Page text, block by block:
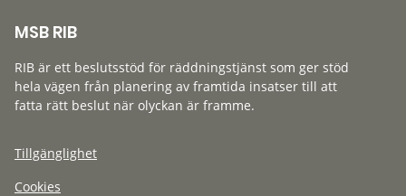
MSB RIB
RIB är ett beslutsstöd för räddningstjänst som ger stöd
hela vägen från planering av framtida insatser till att
fatta rätt beslut när olyckan är framme.
Tillgänglighet
Cookies